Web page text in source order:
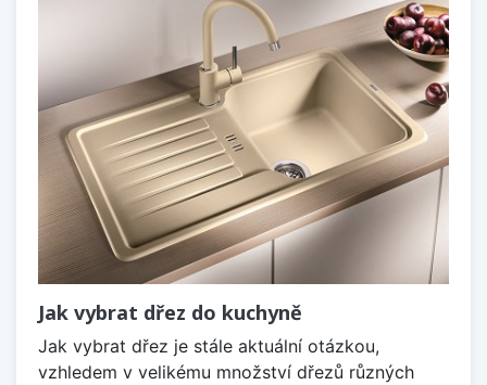
Jak vybrat dřez do kuchyně
Jak vybrat dřez je stále aktuální otázkou,
vzhledem v velikému množství dřezů různých